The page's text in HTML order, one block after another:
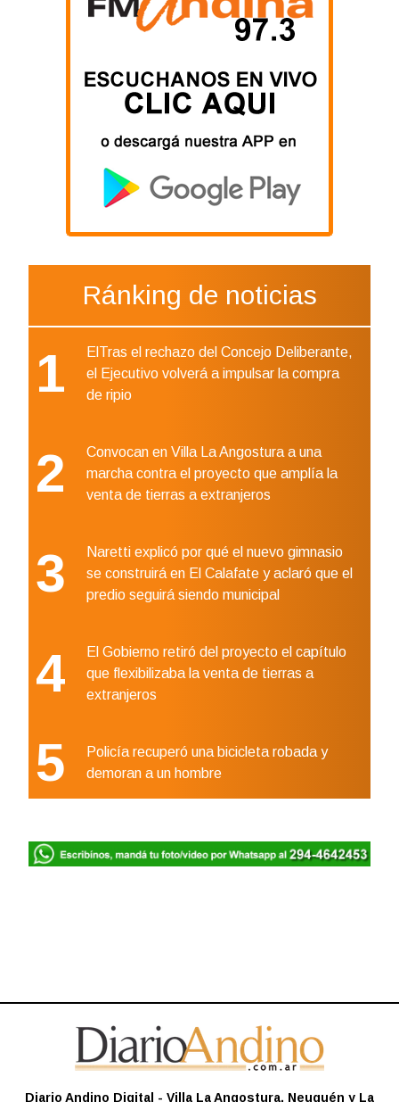
Ránking de noticias
1
ElTras el rechazo del Concejo Deliberante,
el Ejecutivo volverá a impulsar la compra
de ripio
2
Convocan en Villa La Angostura a una
marcha contra el proyecto que amplía la
venta de tierras a extranjeros
3
Naretti explicó por qué el nuevo gimnasio
se construirá en El Calafate y aclaró que el
predio seguirá siendo municipal
4
El Gobierno retiró del proyecto el capítulo
que flexibilizaba la venta de tierras a
extranjeros
5
Policía recuperó una bicicleta robada y
demoran a un hombre
Diario Andino Digital - Villa La Angostura, Neuquén y La